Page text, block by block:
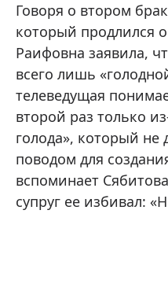
Говоря о втором
который продлился
Раифовна заявила,
всего лишь
телеведущая
второй раз только
голода», который не
поводом для
вспоминает
супруг ее избивал: